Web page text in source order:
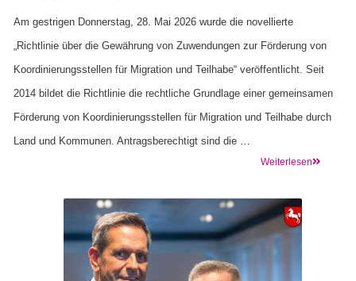
Am gestrigen Donnerstag, 28. Mai 2026 wurde die novellierte
„Richtlinie über die Gewährung von Zuwendungen zur Förderung von
Koordinierungsstellen für Migration und Teilhabe“ veröffentlicht. Seit
2014 bildet die Richtlinie die rechtliche Grundlage einer gemeinsamen
Förderung von Koordinierungsstellen für Migration und Teilhabe durch
Land und Kommunen. Antragsberechtigt sind die …
Weiterlesen